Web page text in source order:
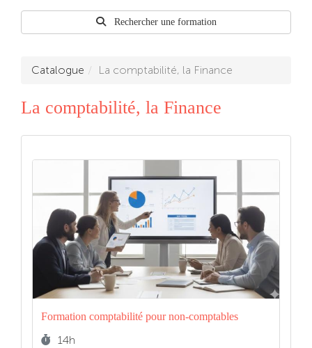
Rechercher une formation
Catalogue La comptabilité, la Finance
La comptabilité, la Finance
Formation comptabilité pour non-comptables
Durée :
14h